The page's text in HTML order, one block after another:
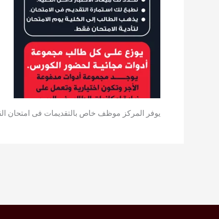
يوفر المركز موظف خاص بالتقديمات فى امتحان